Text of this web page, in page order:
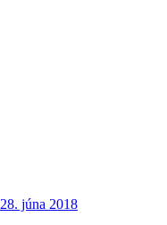
28. júna 2018